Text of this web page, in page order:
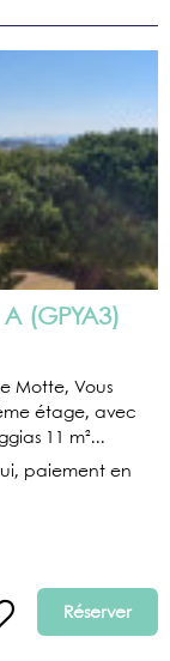
A (GPYA3)
Motte, Vous
étage, avec
11 m²...
paiement en
Réserver